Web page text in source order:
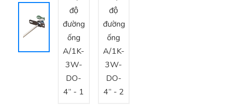
Thi công – Lắp đặt hệ thống HVAC